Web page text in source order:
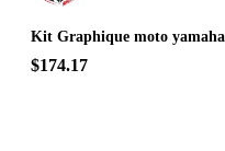
Kit Graphique moto
$174.17